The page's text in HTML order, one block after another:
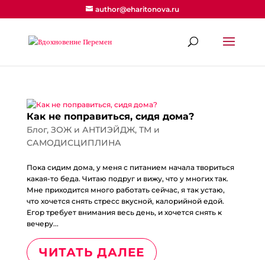
author@eharitonova.ru
Как не поправиться, сидя дома?
Блог, ЗОЖ и АНТИЭЙДЖ, ТМ и
САМОДИСЦИПЛИНА
Пока сидим дома, у меня с питанием начала твориться
какая-то беда. Читаю подруг и вижу, что у многих так.
Мне приходится много работать сейчас, я так устаю,
что хочется снять стресс вкусной, калорийной едой.⠀
Егор требует внимания весь день, и хочется снять к
вечеру...
ЧИТАТЬ ДАЛЕЕ